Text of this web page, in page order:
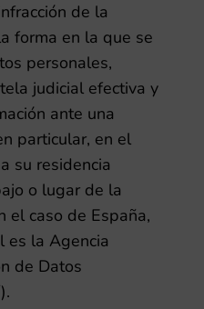
de la
forma en la que se
personales,
judicial efectiva y
ante una
particular, en el
su residencia
o lugar de la
el caso de España,
es la Agencia
de Datos